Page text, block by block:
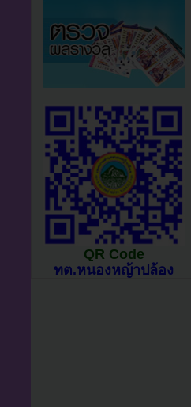
QR Code
ทต.หนองหญ้าปล้อง